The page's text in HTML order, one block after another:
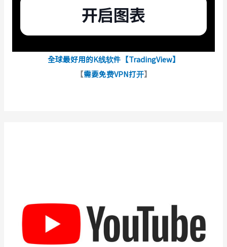
全球最好用的K线软件【TradingView】
【需要免费VPN打开】